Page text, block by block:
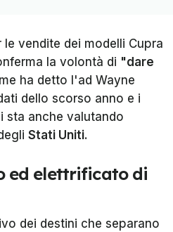
vendite dei modelli Cupra
la volontà di "dare
ha detto l'ad Wayne
dello scorso anno e i
sta anche valutando
Stati Uniti.
ed elettrificato di
dei destini che separano